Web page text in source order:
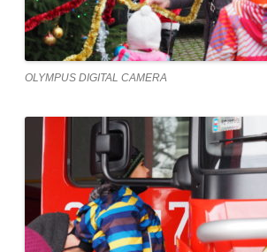
OLYMPUS DIGITAL CAMERA